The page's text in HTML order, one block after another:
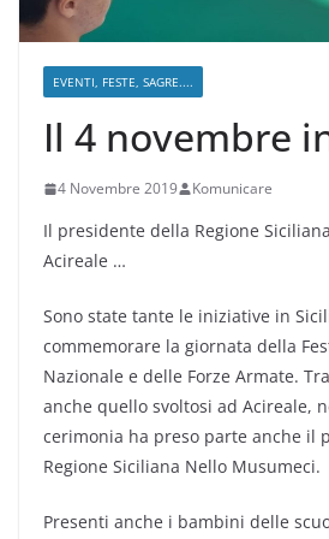
EVENTI, FESTE, SAGRE....
Il 4 novembre
4 Novembre 2019 Komunicare
Il presidente della Regione
Acireale …
Sono state tante le iniziative in
commemorare la giornata della
Nazionale e delle Forze Armate.
anche quello svoltosi ad Acireale,
cerimonia ha preso parte anche il
Regione Siciliana Nello Musumeci.
Presenti anche i bambini delle